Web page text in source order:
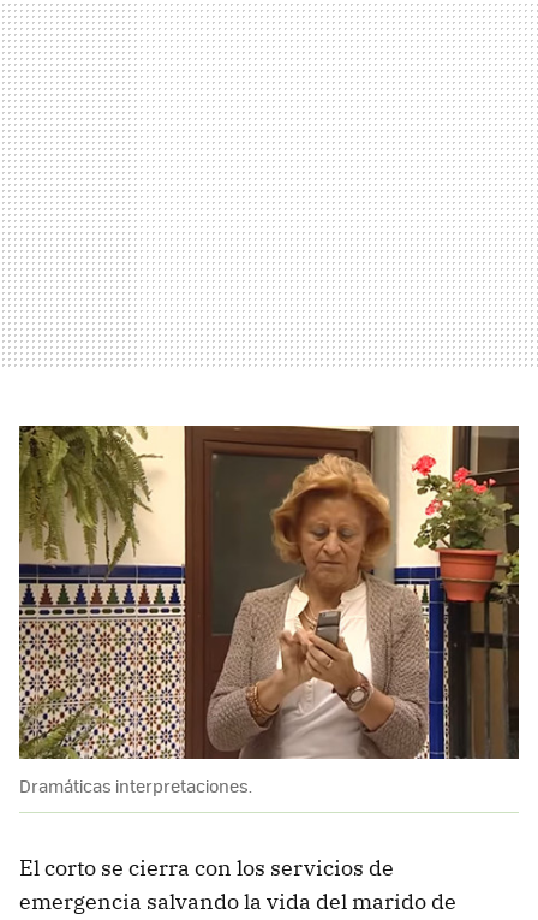
Dramáticas interpretaciones.
El corto se cierra con los servicios de
emergencia salvando la vida del marido de